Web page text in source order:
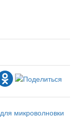
для микроволновки